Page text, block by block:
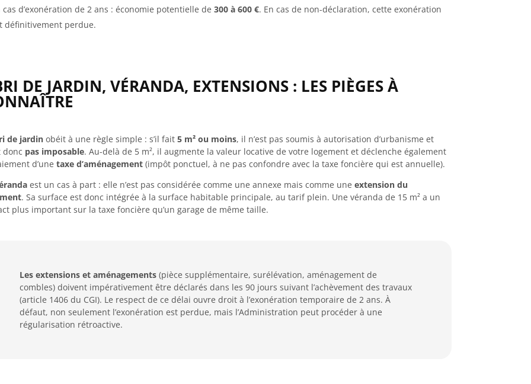
cas d’exonération de 2 ans : économie potentielle de 300 à 600 €. En cas de non-déclaration, cette exonération
définitivement perdue.
DE JARDIN, VÉRANDA, EXTENSIONS : LES PIÈGES À
de jardinobéit à une règle simple : s’il fait 5 m² ou moins, il n’est pas soumis à autorisation d’urbanisme et
donc pas imposable. Au-delà de 5 m², il augmente la valeur locative de votre logement et déclenche également
d’une taxe d’aménagement(impôt ponctuel, à ne pas confondre avec la taxe foncière qui est annuelle).
est un cas à part : elle n’est pas considérée comme une annexe mais comme une extension du
. Sa surface est donc intégrée à la surface habitable principale, au tarif plein. Une véranda de 15 m² a un
plus important sur la taxe foncière qu’un garage de même taille.
Les extensions et aménagements (pièce supplémentaire, surélévation, aménagement de
combles) doivent impérativement être déclarés dans les 90 jours suivant l’achèvement des travaux
(article 1406 du CGI). Le respect de ce délai ouvre droit à l’exonération temporaire de 2 ans. À
défaut, non seulement l’exonération est perdue, mais l’Administration peut procéder à une
régularisation rétroactive.